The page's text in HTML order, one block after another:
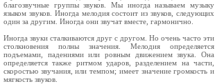
благозвучные группы звуков. Мы иногда называем музыку
языком звуков. Иногда мелодия состоит из звуков, следующих
один за другим. Иногда они звучат вместе, гармонично.
Иногда звуки сталкиваются друг с другом. Но очень часто эти
столкновения полны значения. Мелодия определяется
подъемами, падениями или ровным движением звука. Она
определяется так­же ритмом ударов, разделением на части,
скоро­стью звучания, или темпом; имеет значение гром­кость и
мягкость звуков.